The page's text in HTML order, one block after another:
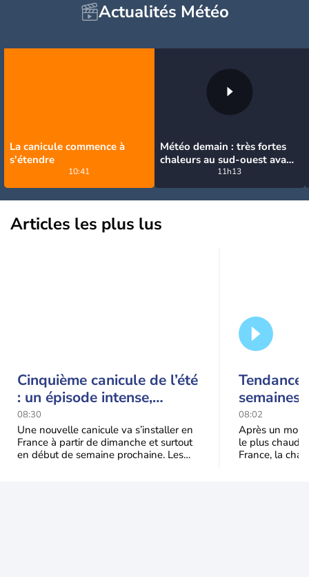
Actualités Météo
La canicule commence à
s'étendre
10:41
Météo demain : très fortes
chaleurs au sud-ouest avant
des orages, jusqu'à 39°C
11h13
Articles les plus lus
Cinquième canicule de l’été
: un épisode intense,
durable et étendu la
semaine prochaine
08:30
Une nouvelle canicule va s’installer en
France à partir de dimanche et surtout
en début de semaine prochaine. Les
Tendance
semaines
septembre
08:02
Après un
le plus chaud
France, la